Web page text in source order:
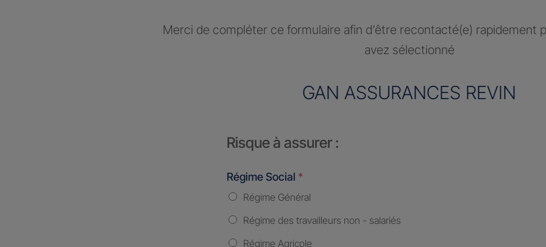
Merci de compléter ce formulaire afin d’être recontacté(e) rapidement
avez sélectionné
GAN ASSURANCES REVIN
Risque à assurer :
Régime Social *
Régime Général
Régime des travailleurs non - salariés
Régime Agricole